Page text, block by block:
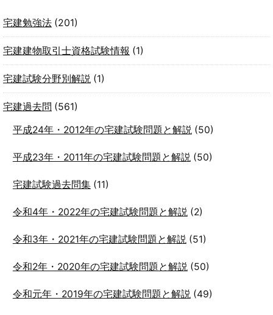
宅建勉強法 (201)
宅建建物取引士資格試験情報 (1)
宅建試験分野別解説 (1)
宅建過去問 (561)
平成24年・2012年の宅建試験問題と解説(50)
平成23年・2011年の宅建試験問題と解説(50)
宅建試験過去問集(11)
令和4年・2022年の宅建試験問題と解説(2)
令和3年・2021年の宅建試験問題と解説(51)
令和2年・2020年の宅建試験問題と解説(50)
令和元年・2019年の宅建試験問題と解説(49)